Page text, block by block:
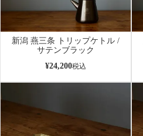
新潟 燕三条 トリップケトル /
サテンブラック
¥24,200税込